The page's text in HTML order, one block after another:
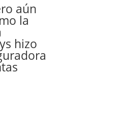
aún
la
hizo